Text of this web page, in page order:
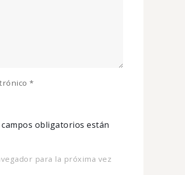
campos obligatorios están
*
para la próxima vez